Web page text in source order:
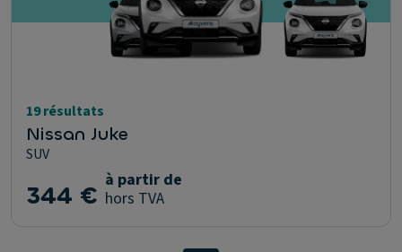
19 résultats
Nissan Juke
SUV
344 € à partir de
hors TVA